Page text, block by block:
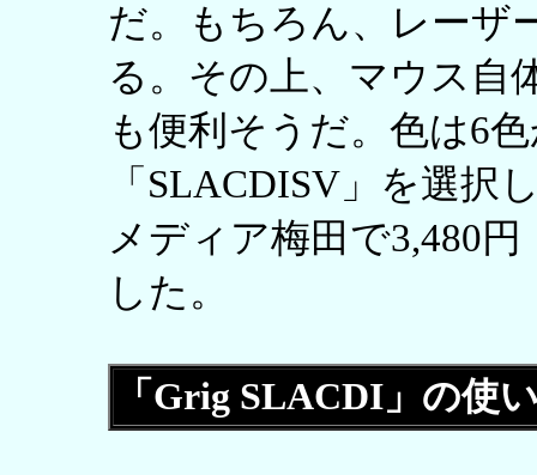
だ。もちろん、レーザ
る。その上、マウス自
も便利そうだ。色は6
「SLACDISV」を選択
メディア梅田で3,480
した。
「Grig SLACDI」の使